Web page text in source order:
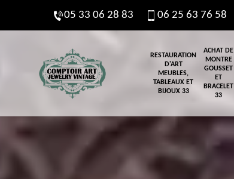
05 33 06 28 83 06 25 63 76 58
RESTAURATION
D'ART
MEUBLES,
TABLEAUX ET
BIJOUX 33
ACHAT DE
MONTRE
GOUSSET
ET
BRACELET
33